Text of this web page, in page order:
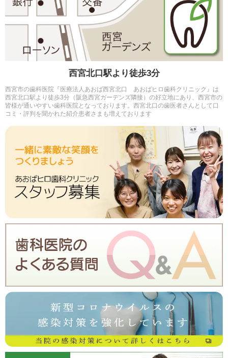
西宮北口駅より徒歩3分
西宮市の歯科医院『医療法人あおば西宮北口 あおばヒロ歯科クリニック』は
西宮北口駅より徒歩3分（阪急西宮ガーデンズ隣接）の好立地にあり、西宮市の
皆様が通いやすい歯科医院となっております。西宮北口の歯医者さんとして口
コミ・評判を聞かれた紹介患者さまも増えております